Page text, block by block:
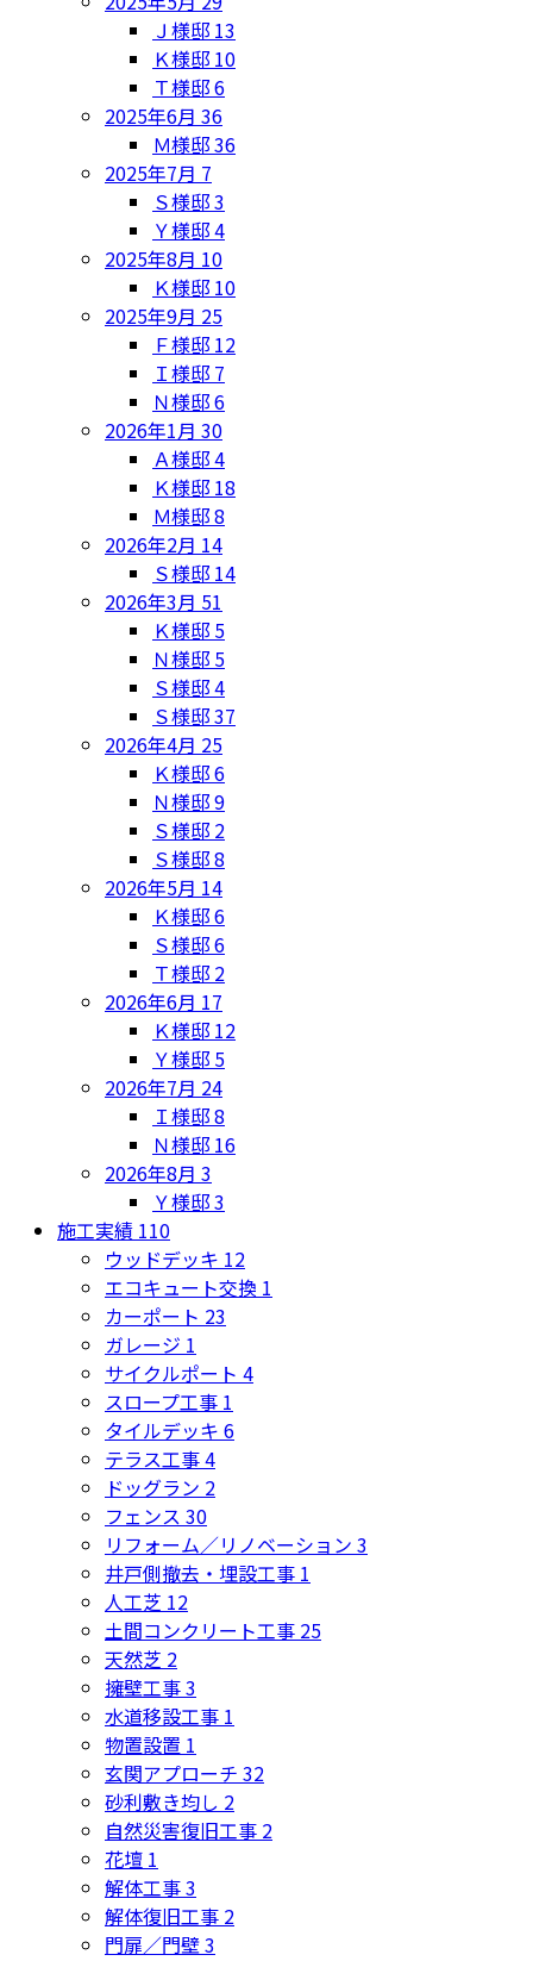
Ｊ様邸 13
Ｋ様邸 10
Ｔ様邸6
2025年6月 36
Ｍ様邸36
2025年7月 7
Ｓ様邸3
Ｙ様邸4
2025年8月 10
Ｋ様邸 10
2025年9月 25
Ｆ様邸 12
Ｉ様邸 7
Ｎ様邸6
2026年1月 30
Ａ様邸4
Ｋ様邸 18
Ｍ様邸8
2026年2月 14
Ｓ様邸 14
2026年3月 51
Ｋ様邸 5
Ｎ様邸 5
Ｓ様邸4
Ｓ様邸37
2026年4月 25
Ｋ様邸6
Ｎ様邸9
Ｓ様邸 2
Ｓ様邸8
2026年5月 14
Ｋ様邸6
Ｓ様邸6
Ｔ様邸 2
2026年6月 17
Ｋ様邸 12
Ｙ様邸 5
2026年7月 24
Ｉ様邸8
Ｎ様邸 16
2026年8月 3
Ｙ様邸3
施工実績 110
ウッドデッキ 12
エコキュート交換 1
カーポート 23
ガレージ 1
サイクルポート 4
スロープ工事 1
タイルデッキ 6
テラス工事4
ドッグラン 2
フェンス 30
リフォーム／リノベーション 3
井戸側撤去・埋設工事 1
人工芝 12
土間コンクリート工事 25
天然芝 2
擁壁工事3
水道移設工事 1
物置設置 1
玄関アプローチ 32
砂利敷き均し 2
自然災害復旧工事 2
花壇 1
解体工事3
解体復旧工事 2
門扉／門壁3